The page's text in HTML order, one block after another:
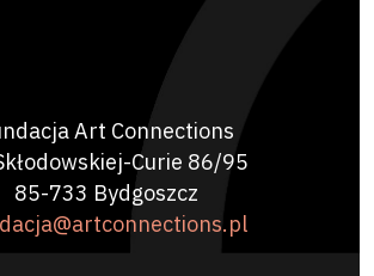
Art Connections
Curie 86/95
85-733 Bydgoszcz